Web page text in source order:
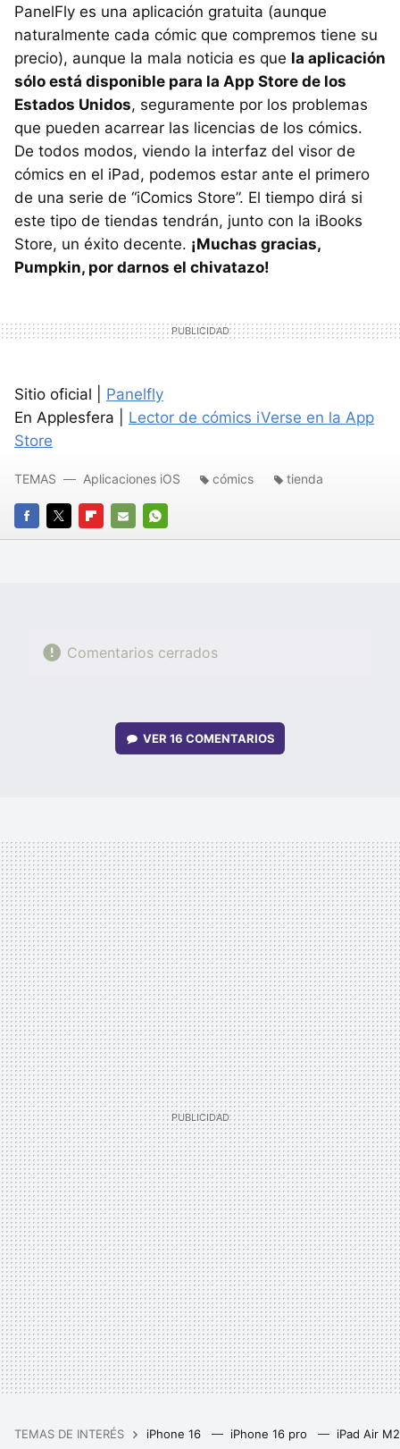
PanelFly es una aplicación gratuita (aunque
naturalmente cada cómic que compremos tiene su
precio), aunque la mala noticia es que la aplicación
sólo está disponible para la App Store de los
Estados Unidos, seguramente por los problemas
que pueden acarrear las licencias de los cómics.
De todos modos, viendo la interfaz del visor de
cómics en el iPad, podemos estar ante el primero
de una serie de “iComics Store”. El tiempo dirá si
este tipo de tiendas tendrán, junto con la iBooks
Store, un éxito decente. ¡Muchas gracias,
Pumpkin, por darnos el chivatazo!
Sitio oficial | Panelfly
En Applesfera | Lector de cómics iVerse en la App
Store
FACEBOOK
TWITTERFLIPBOARD
E-
WHATSAPP
TEMAS Aplicaciones iOS cómics tienda
Comentarios cerrados
VER 16 COMENTARIOS
TEMAS DE INTERÉS iPhone 16 iPhone 16 pro iPad Air